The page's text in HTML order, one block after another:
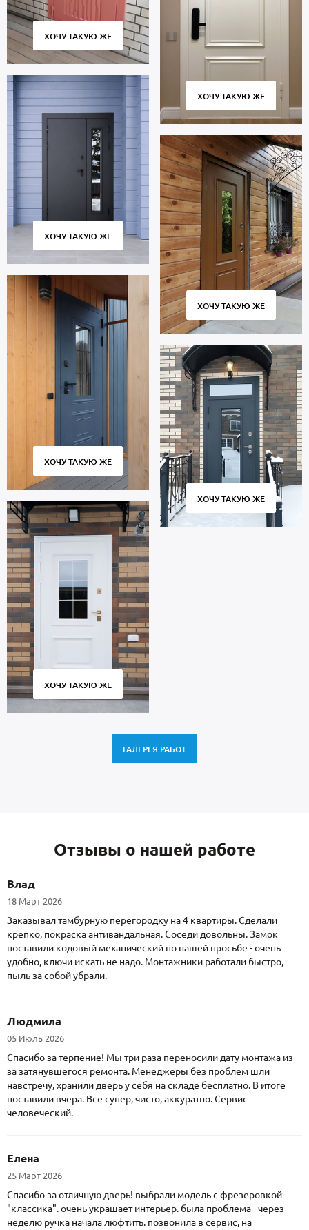
ХОЧУ ТАКУЮ ЖЕ
ХОЧУ ТАКУЮ ЖЕ
ХОЧУ ТАКУЮ ЖЕ
ХОЧУ ТАКУЮ ЖЕ
ХОЧУ ТАКУЮ ЖЕ
ХОЧУ ТАКУЮ ЖЕ
ХОЧУ ТАКУЮ ЖЕ
ГАЛЕРЕЯ РАБОТ
Отзывы о нашей работе
Влад
18 Март 2026
Заказывал тамбурную перегородку на 4 квартиры. Сделали
крепко, покраска антивандальная. Соседи довольны. Замок
поставили кодовый механический по нашей просьбе - очень
удобно, ключи искать не надо. Монтажники работали быстро,
пыль за собой убрали.
Людмила
05 Июль 2026
Спасибо за терпение! Мы три раза переносили дату монтажа из-
за затянувшегося ремонта. Менеджеры без проблем шли
навстречу, хранили дверь у себя на складе бесплатно. В итоге
поставили вчера. Все супер, чисто, аккуратно. Сервис
человеческий.
Елена
25 Март 2026
Спасибо за отличную дверь! выбрали модель с фрезеровкой
"классика". очень украшает интерьер. была проблема - через
неделю ручка начала люфтить. позвонила в сервис, на